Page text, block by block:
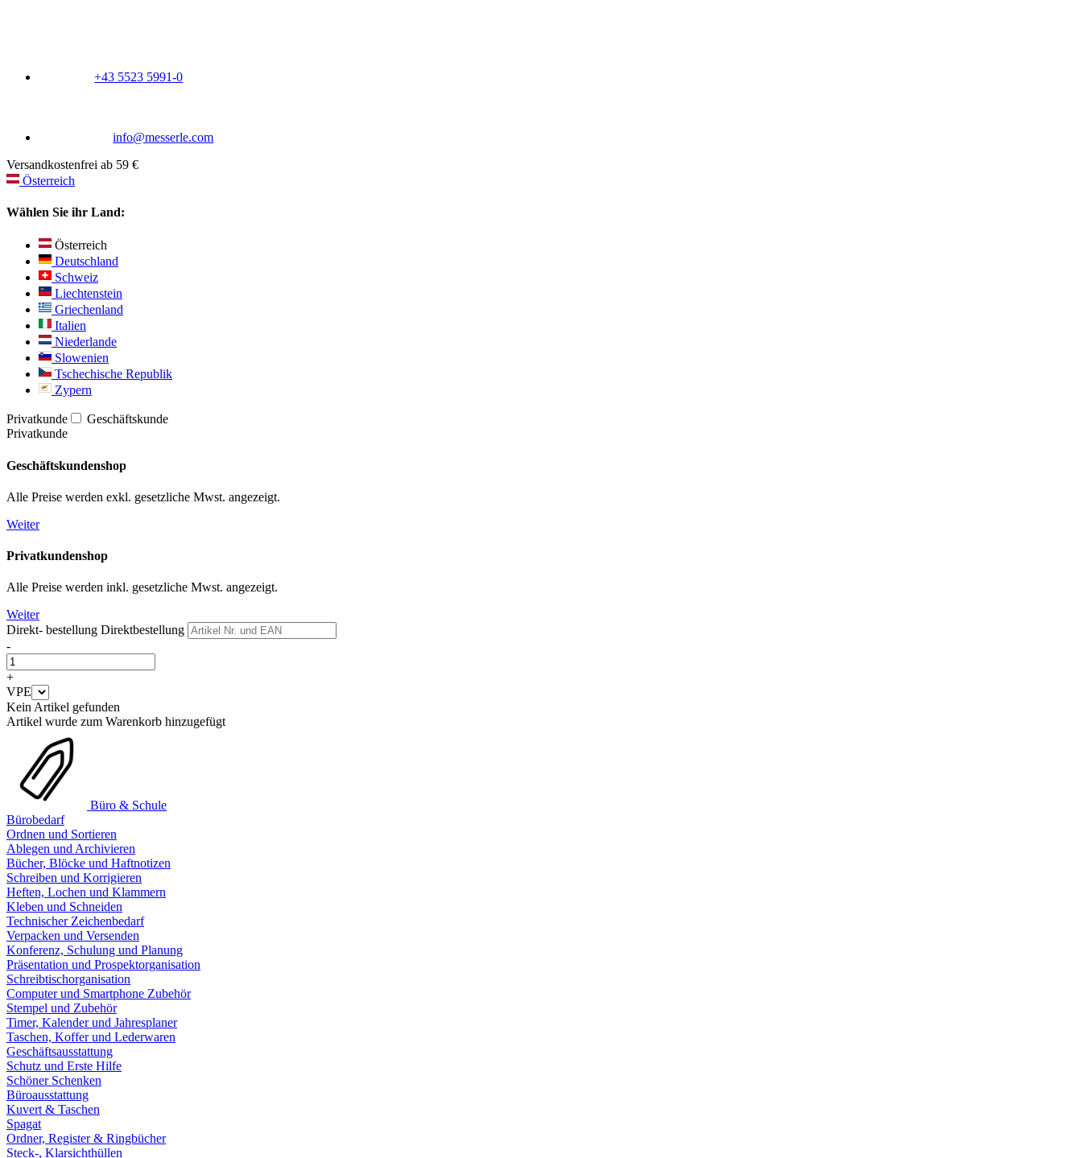
+43 5523 5991-0
info@messerle.com
Versandkostenfrei ab 59 €
Österreich
Wählen Sie ihr Land:
Österreich
Deutschland
Schweiz
Liechtenstein
Griechenland
Italien
Niederlande
Slowenien
Tschechische Republik
Zypern
Privatkunde
Geschäftskunde
Privatkunde
Geschäftskundenshop
Alle Preise werden exkl. gesetzliche Mwst. angezeigt.
Weiter
Privatkundenshop
Alle Preise werden inkl. gesetzliche Mwst. angezeigt.
Weiter
Direkt- bestellung Direktbestellung
-
+
VPE
Kein Artikel gefunden
Artikel wurde zum Warenkorb hinzugefügt
Büro & Schule
Bürobedarf
Ordnen und Sortieren
Ablegen und Archivieren
Bücher, Blöcke und Haftnotizen
Schreiben und Korrigieren
Heften, Lochen und Klammern
Kleben und Schneiden
Technischer Zeichenbedarf
Verpacken und Versenden
Konferenz, Schulung und Planung
Präsentation und Prospektorganisation
Schreibtischorganisation
Computer und Smartphone Zubehör
Stempel und Zubehör
Timer, Kalender und Jahresplaner
Taschen, Koffer und Lederwaren
Geschäftsausstattung
Schutz und Erste Hilfe
Schöner Schenken
Büroausstattung
Kuvert & Taschen
Spagat
Ordner, Register & Ringbücher
Steck-, Klarsichthüllen